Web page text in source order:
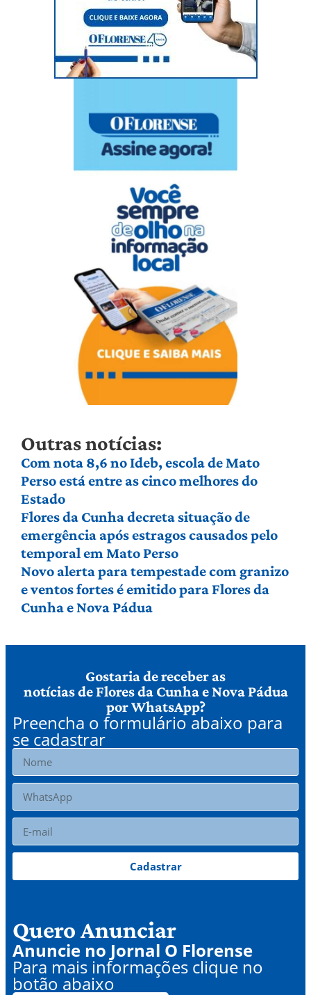
Outras notícias:
Com nota 8,6 no Ideb, escola de Mato
Perso está entre as cinco melhores do
Estado
Flores da Cunha decreta situação de
emergência após estragos causados pelo
temporal em Mato Perso
Novo alerta para tempestade com granizo
e ventos fortes é emitido para Flores da
Cunha e Nova Pádua
Gostaria de receber as
notícias de Flores da Cunha e Nova Pádua
por WhatsApp?
Preencha o formulário abaixo para
se cadastrar
Cadastrar
Quero Anunciar
Anuncie no Jornal O Florense
Para mais informações clique no
botão abaixo